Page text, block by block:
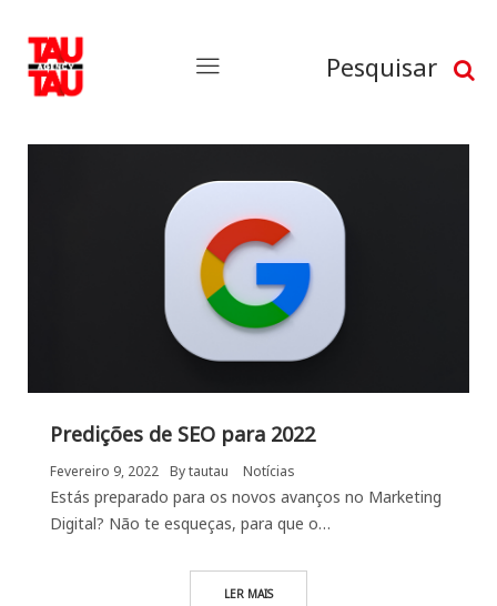
Pesquisar
Predições de SEO para 2022
Fevereiro 9, 2022 Bytautau Notícias
Estás preparado para os novos avanços no Marketing
Digital? Não te esqueças, para que o…
LER MAIS